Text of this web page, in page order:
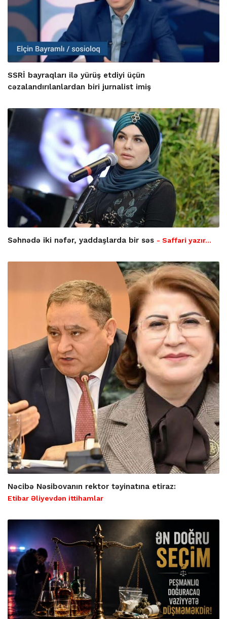
SSRİ bayraqları ilə yürüş etdiyi üçün
cəzalandırılanlardan biri jurnalist imiş
Səhnədə iki nəfər, yaddaşlarda bir səs - Saffari yazır…
Nəcibə Nəsibovanın rektor təyinatına etiraz:
Etibar Əliyevdən ittihamlar